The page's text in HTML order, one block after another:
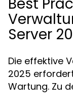
Server
Die effektive
2025
Wartung. Zu